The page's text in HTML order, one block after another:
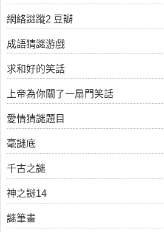
網絡謎蹤2 豆瓣
成語猜謎游戲
求和好的笑話
上帝為你關了一扇門笑話
愛情猜謎題目
毫謎底
千古之謎
神之謎14
謎筆畫